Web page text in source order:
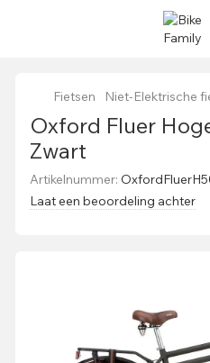
Fietsen Niet-Elektrische
Oxford Fluer
Zwart
Artikelnummer:
Laat een beoordeling achter